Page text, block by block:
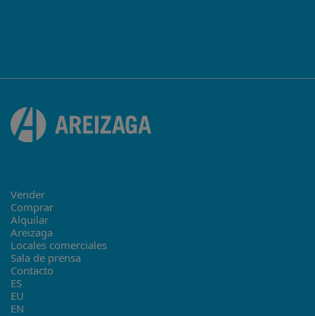
Vender
Comprar
Alquilar
Areizaga
Locales comerciales
Sala de prensa
Contacto
ES
EU
EN